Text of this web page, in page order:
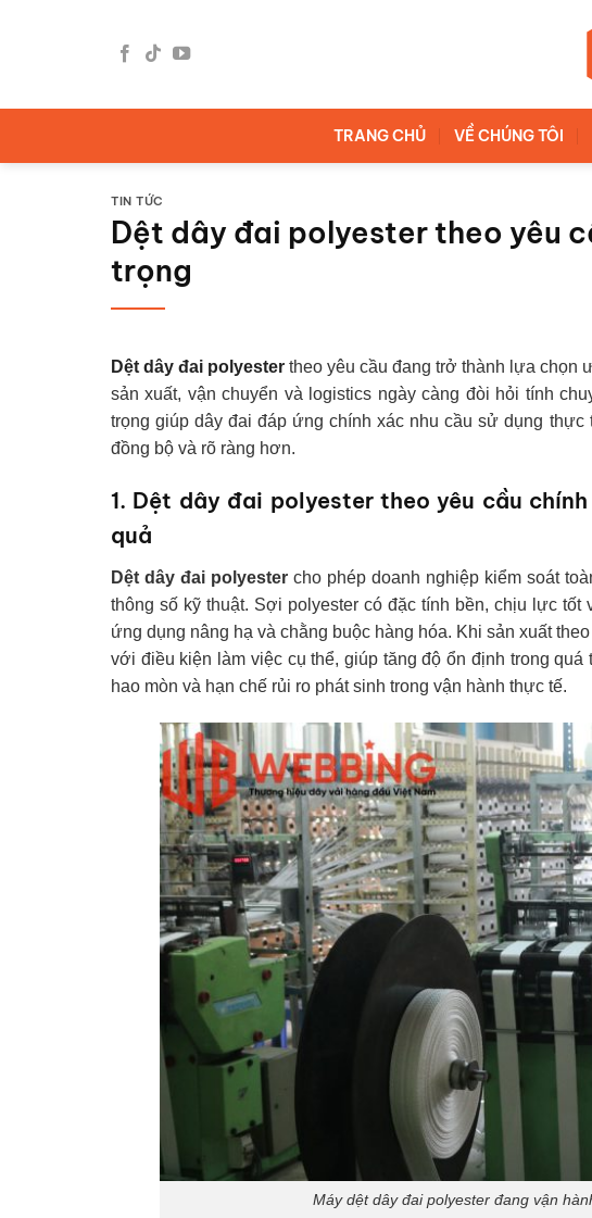
TRANG CHỦ VỀ CHÚNG TÔI
TIN TỨC
Dệt dây đai polyester theo yêu
trọng
Dệt dây đai polyester theo yêu cầu đang trở thành lựa chọn
sản xuất, vận chuyển và logistics ngày càng đòi hỏi tính
trọng giúp dây đai đáp ứng chính xác nhu cầu sử dụng
đồng bộ và rõ ràng hơn.
1. Dệt dây đai polyester theo yêu cầu
quả
Dệt dây đai polyester cho phép doanh nghiệp kiểm soát
thông số kỹ thuật. Sợi polyester có đặc tính bền, chịu lực
ứng dụng nâng hạ và chằng buộc hàng hóa. Khi sản xuất
với điều kiện làm việc cụ thể, giúp tăng độ ổn định trong
hao mòn và hạn chế rủi ro phát sinh trong vận hành thực tế.
Máy dệt dây đai polyester đang vận